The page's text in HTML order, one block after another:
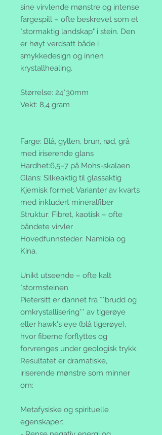
sine virvlende mønstre og intense
fargespill – ofte beskrevet som et
"stormaktig landskap" i stein. Den
er høyt verdsatt både i
smykkedesign og innen
krystallhealing.
Størrelse: 24*30mm
Vekt: 8,4 gram
Farge: Blå, gyllen, brun, rød, grå
med iriserende glans
Hardhet:6,5–7 på Mohs-skalaen
Glans: Silkeaktig til glassaktig
Kjemisk formel: Varianter av kvarts
med inkludert mineralfiber
Struktur: Fibret, kaotisk – ofte
båndete virvler
Hovedfunnsteder: Namibia og
Kina.
Unikt utseende – ofte kalt
"stormsteinen
Pietersitt er dannet fra **brudd og
omkrystallisering** av tigerøye
eller hawk's eye (blå tigerøye),
hvor fiberne forflyttes og
forvrenges under geologisk trykk.
Resultatet er dramatiske,
iriserende mønstre som minner
om:
Metafysiske og spirituelle
egenskaper: